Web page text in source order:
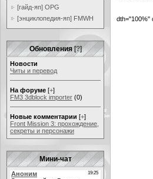
[гайд-яп] OPG
[энциклопедия-яп] FMWH
Обновления [?]
Новости
Читы и перевод
На форуме [+]
FM3 3dblock importer (0)
Новые комментарии [+]
Front Mission 3: прохождение,
секреты и персонажи
Мини-чат
dth="100%"